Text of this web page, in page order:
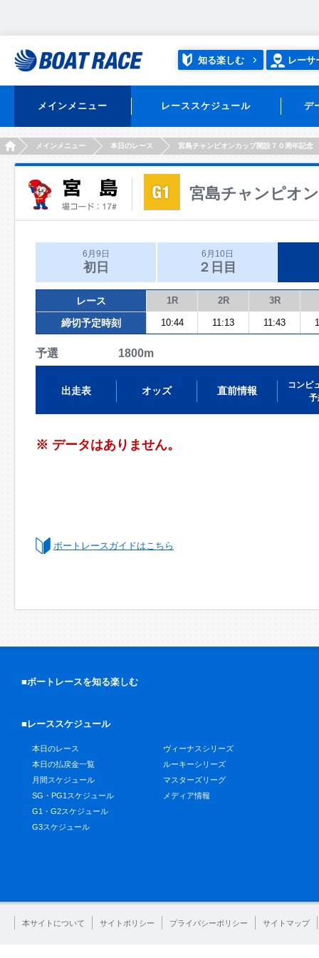
知る楽しむ レーサ
メインメニュー レーススケジュール デ
HOMEメインメニュー 本日のレース 宮島チャンピオンカップ開設７０周年記念
宮島チャンピオ
6月9日
初日
6月10日
２日目
レース 1R 2R 3R
締切予定時刻 10:44 11:13 11:43
予選 1800m
出走表 オッズ 直前情報
コンピ
予
※ データはありません。
ボートレースガイドはこちら
■ボートレースを知る楽しむ
■レーススケジュール
本日のレース
本日の払戻金一覧
月間スケジュール
SG・PG1スケジュール
G1・G2スケジュール
G3スケジュール
ヴィーナスシリーズ
ルーキーシリーズ
マスターズリーグ
メディア情報
本サイトについて サイトポリシー プライバシーポリシー サイトマップ